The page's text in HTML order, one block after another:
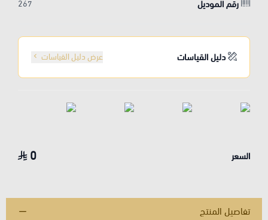
رقم الموديل 267
دليل القياسات عرض دليل القياسات
السعر 0
تفاصيل المنتج